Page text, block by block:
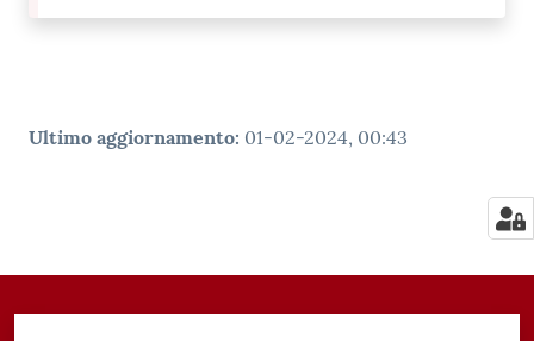
Ultimo aggiornamento: 01-02-2024, 00:43